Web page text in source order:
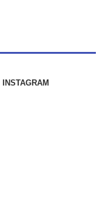
INSTAGRAM